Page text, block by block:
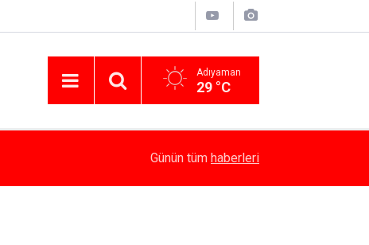
Adıyaman
29 °C
Besni’de Atv Devrildi: 4 Yaralı
Günün tüm haberleri